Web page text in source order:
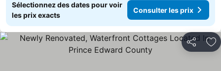
Sélectionnez des dates pour voir
les prix exacts
Consulter les prix
Partager